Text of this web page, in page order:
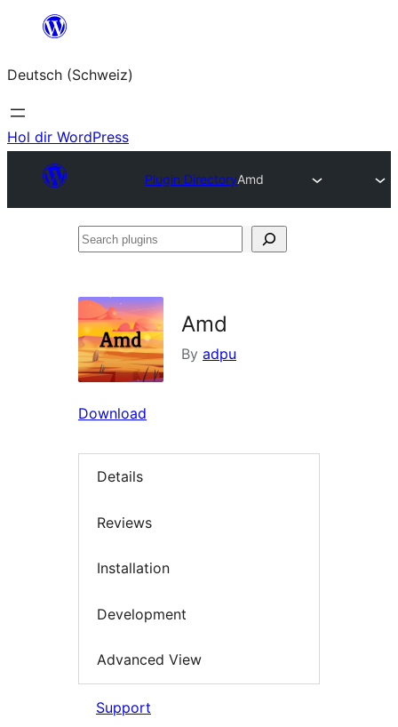
springen
Deutsch (Schweiz)
Hol dir WordPress
Plugin DirectoryAmd
Search
Amd
By adpu
Download
Details
Reviews
Installation
Development
Advanced View
Support